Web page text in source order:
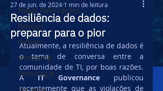
Todas Publicações
DevOps
Python
Bootcamp
Tecnologia
Resiliência de dados:
preparar para o pior
27 de jun. de 2024 1 min de leitura
Atualmente, a resiliência de dados é
o tema de conversa entre a
comunidade de TI, por boas razões.
A IT Governance publicou
recentemente que as violações de